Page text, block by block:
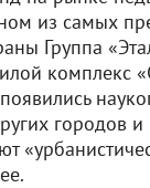
из самых
Группа
комплекс
городов